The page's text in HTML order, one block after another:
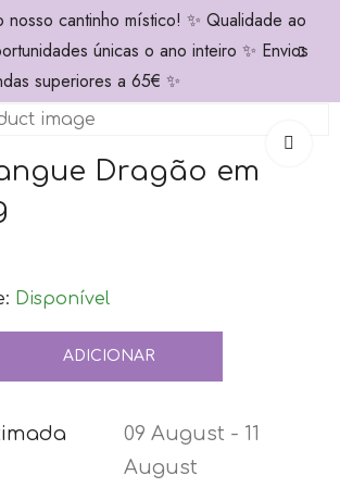
nosso cantinho místico! ✨ Qualidade ao
únicas o ano inteiro ✨ Envios
superiores a 65€ ✨
Dragão em
Disponível
ADICIONAR
09 August - 11
August